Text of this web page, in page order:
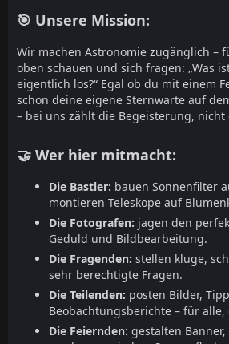
🎯 Unsere Mission:
Wir machen Astronomie zugänglich –
oben schauen und sich fragen: „Was
eigentlich los?“ Egal ob du mit einem
schon deine eigene Sternwarte auf
– bei uns zählt die Begeisterung,
🤝 Wer hier mitmacht:
Die Bastler: bauen Sonnenfilter
montieren Teleskope auf
Die Fotografen: jagen den
Geduld und Bildbearbeitung.
Die Fragenden: stellen kluge,
sehr berechtigte Fragen.
Die Teilenden: posten Bilder,
Beobachtungsberichte – für
Die Feiernden: gestalten